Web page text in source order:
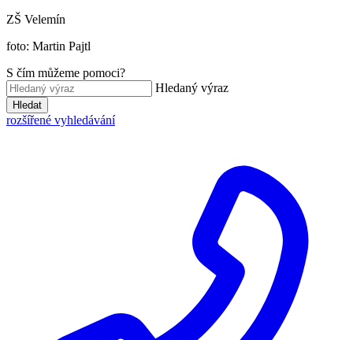
ZŠ Velemín
foto: Martin Pajtl
S čím můžeme pomoci?
Hledaný výraz
Hledat
rozšířené vyhledávání